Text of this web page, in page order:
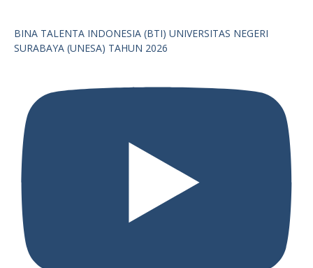
BINA TALENTA INDONESIA (BTI) UNIVERSITAS NEGERI
SURABAYA (UNESA) TAHUN 2026